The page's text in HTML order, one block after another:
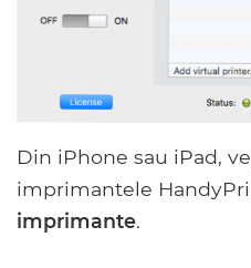
Din iPhone sau iPad,
imprimantele
imprimante.